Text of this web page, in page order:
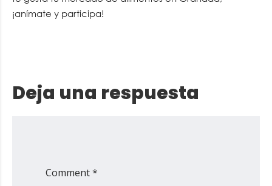
¡anímate y participa!
Deja una respuesta
Comment *